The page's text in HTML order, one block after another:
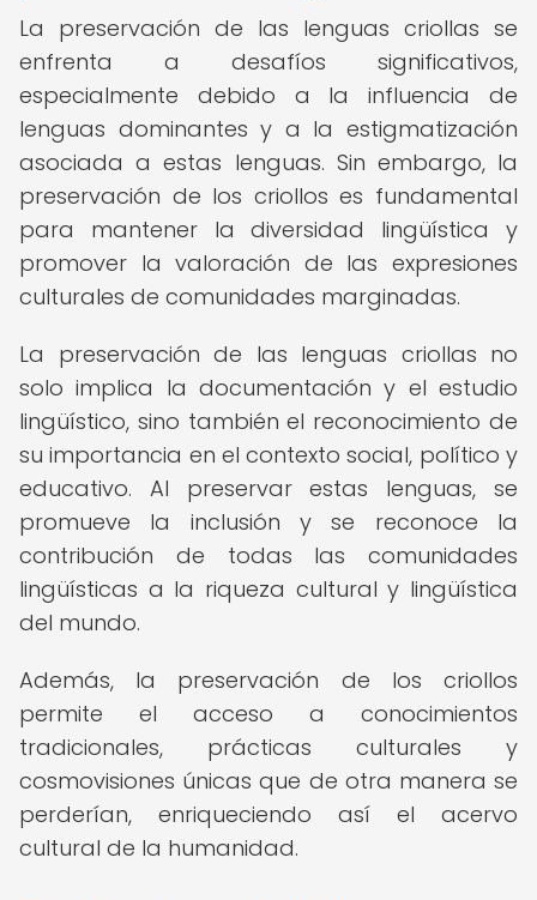
La preservación de las lenguas criollas se
enfrenta a desafíos significativos,
especialmente debido a la influencia de
lenguas dominantes y a la estigmatización
asociada a estas lenguas. Sin embargo, la
preservación de los criollos es fundamental
para mantener la diversidad lingüística y
promover la valoración de las expresiones
culturales de comunidades marginadas.
La preservación de las lenguas criollas no
solo implica la documentación y el estudio
lingüístico, sino también el reconocimiento de
su importancia en el contexto social, político y
educativo. Al preservar estas lenguas, se
promueve la inclusión y se reconoce la
contribución de todas las comunidades
lingüísticas a la riqueza cultural y lingüística
del mundo.
Además, la preservación de los criollos
permite el acceso a conocimientos
tradicionales, prácticas culturales y
cosmovisiones únicas que de otra manera se
perderían, enriqueciendo así el acervo
cultural de la humanidad.